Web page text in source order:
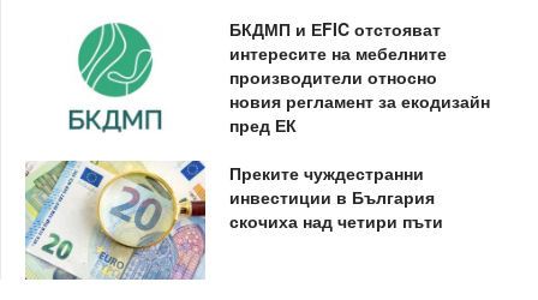
БКДМП и ЕFIC отстояват
интересите на мебелните
производители относно
новия регламент за екодизайн
пред ЕК
Преките чуждестранни
инвестиции в България
скочиха над четири пъти